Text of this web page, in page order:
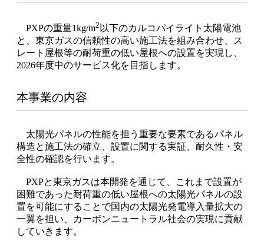
PXPの重量1kg/m2 以下のカルコパイライト太陽電池
と、東京ガスの信頼性の高い施工法を組み合わせ、ス
レート屋根等の耐荷重の低い屋根への設置を実現し、
2026年度中のサービス化を目指します。
本事業の内容
太陽光パネルの性能を担う重要な要素であるパネル
構造と施工法の確立、設置に関する実証、耐久性・安
全性の確認を行います。
PXPと東京ガスは本開発を通じて、これまで設置が
困難であった耐荷重の低い屋根への太陽光パネルの設
置を可能にすることで国内の太陽光発電導入量拡大の
一翼を担い、カーボンニュートラル社会の実現に貢献
していきます。